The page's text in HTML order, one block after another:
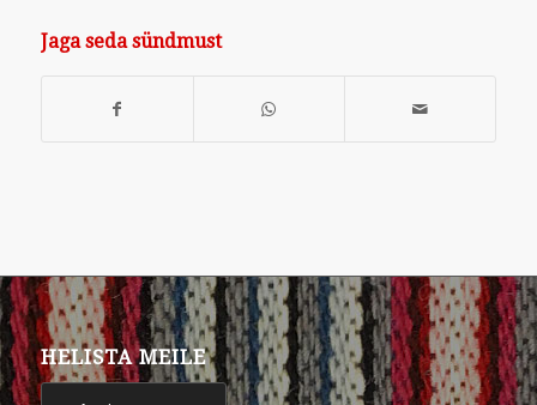
Jaga seda sündmust
HELISTA MEILE